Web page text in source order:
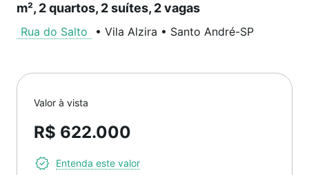
m², 2 quartos, 2 suítes, 2 vagas
Rua do Salto • Vila Alzira • Santo André-SP
Valor à vista
R$ 622.000
Entenda este valor